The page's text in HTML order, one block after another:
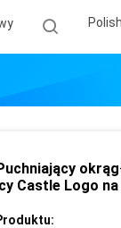
Polish
Castle Logo